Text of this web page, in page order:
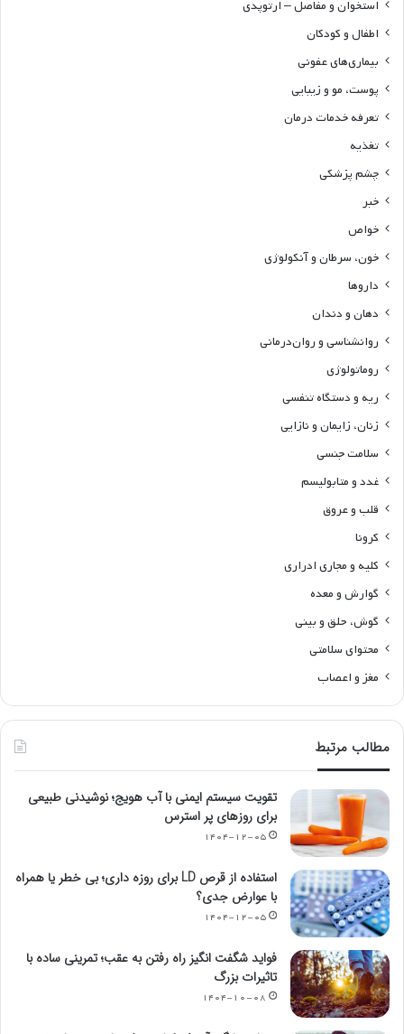
استخوان و مفاصل – ارتوپدی
اطفال و کودکان
بیماری‌های عفونی
پوست، مو و زیبایی
تعرفه خدمات درمان
تغذیه
چشم پزشکی
خبر
خواص
خون، سرطان و آنکولوژی
داروها
دهان و دندان
روانشناسی و روان‌درمانی
روماتولوژی
ریه و دستگاه تنفسی
زنان، زایمان و نازایی
سلامت جنسی
غدد و متابولیسم
قلب و عروق
کرونا
کلیه و مجاری ادراری
گوارش و معده
گوش، حلق و بینی
محتوای سلامتی
مغز و اعصاب
مطالب مرتبط
تقویت سیستم ایمنی با آب هویج؛ نوشیدنی طبیعی
برای روزهای پر استرس
۱۴۰۴-۱۲-۰۵
استفاده از قرص LD برای روزه داری؛ بی خطر یا همراه
با عوارض جدی؟
۱۴۰۴-۱۲-۰۵
فواید شگفت انگیز راه رفتن به عقب؛ تمرینی ساده با
تاثیرات بزرگ
۱۴۰۴-۱۰-۰۸